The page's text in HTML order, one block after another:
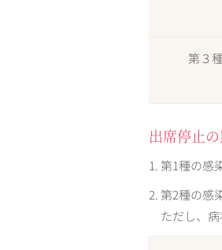
第３種
出席停止
1. 第1種の感
2. 第2種の感
ただし、